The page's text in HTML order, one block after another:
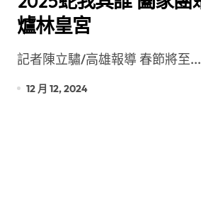
爐林皇宮
記者陳立驌/高雄報導 春節將至...
12 月 12, 2024